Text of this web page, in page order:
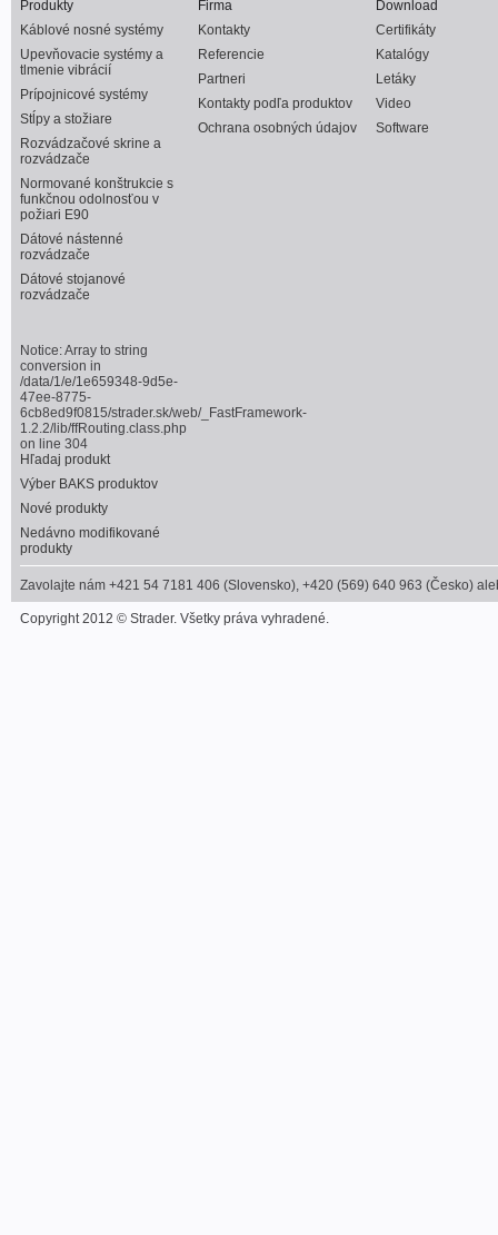
Produkty
Káblové nosné systémy
Upevňovacie systémy a
tlmenie vibrácií
Prípojnicové systémy
Stĺpy a stožiare
Rozvádzačové skrine a
rozvádzače
Normované konštrukcie s
funkčnou odolnosťou v
požiari E90
Dátové nástenné
rozvádzače
Dátové stojanové
rozvádzače
Notice: Array to string
conversion in
/data/1/e/1e659348-9d5e-
47ee-8775-
6cb8ed9f0815/strader.sk/web/_FastFramework-
1.2.2/lib/ffRouting.class.php
on line 304
Hľadaj produkt
Výber BAKS produktov
Nové produkty
Nedávno modifikované
produkty
Firma
Kontakty
Referencie
Partneri
Kontakty podľa produktov
Ochrana osobných údajov
Download
Certifikáty
Katalógy
Letáky
Video
Software
Zavolajte nám +421 54 7181 406 (Slovensko), +420 (569) 640 963 (Česko)
Copyright 2012 © Strader. Všetky práva vyhradené.